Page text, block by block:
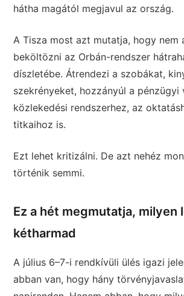
hátha magától megjavul az ország.
A Tisza most azt mutatja, hogy nem
beköltözni az Orbán-rendszer
díszletébe. Átrendezi a szobákat,
szekrényeket, hozzányúl a pénzügyi
közlekedési rendszerhez, az
titkaihoz is.
Ezt lehet kritizálni. De azt nehéz
történik semmi.
Ez a hét megmutatja, milyen
kétharmad
A július 6–7-i rendkívüli ülés igazi
abban van, hogy hány